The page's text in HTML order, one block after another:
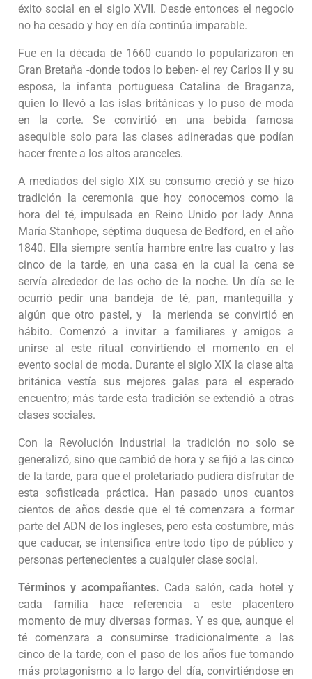
éxito social en el siglo XVII. Desde entonces el negocio
no ha cesado y hoy en día continúa imparable.
Fue en la década de 1660 cuando lo popularizaron en
Gran Bretaña -donde todos lo beben- el rey Carlos II y su
esposa, la infanta portuguesa Catalina de Braganza,
quien lo llevó a las islas británicas y lo puso de moda
en la corte. Se convirtió en una bebida famosa
asequible solo para las clases adineradas que podían
hacer frente a los altos aranceles.
A mediados del siglo XIX su consumo creció y se hizo
tradición la ceremonia que hoy conocemos como la
hora del té, impulsada en Reino Unido por lady Anna
María Stanhope, séptima duquesa de Bedford, en el año
1840. Ella siempre sentía hambre entre las cuatro y las
cinco de la tarde, en una casa en la cual la cena se
servía alrededor de las ocho de la noche. Un día se le
ocurrió pedir una bandeja de té, pan, mantequilla y
algún que otro pastel, y la merienda se convirtió en
hábito. Comenzó a invitar a familiares y amigos a
unirse al este ritual convirtiendo el momento en el
evento social de moda. Durante el siglo XIX la clase alta
británica vestía sus mejores galas para el esperado
encuentro; más tarde esta tradición se extendió a otras
clases sociales.
Con la Revolución Industrial la tradición no solo se
generalizó, sino que cambió de hora y se fijó a las cinco
de la tarde, para que el proletariado pudiera disfrutar de
esta sofisticada práctica. Han pasado unos cuantos
cientos de años desde que el té comenzara a formar
parte del ADN de los ingleses, pero esta costumbre, más
que caducar, se intensifica entre todo tipo de público y
personas pertenecientes a cualquier clase social.
Términos y acompañantes. Cada salón, cada hotel y
cada familia hace referencia a este placentero
momento de muy diversas formas. Y es que, aunque el
té comenzara a consumirse tradicionalmente a las
cinco de la tarde, con el paso de los años fue tomando
más protagonismo a lo largo del día, convirtiéndose en